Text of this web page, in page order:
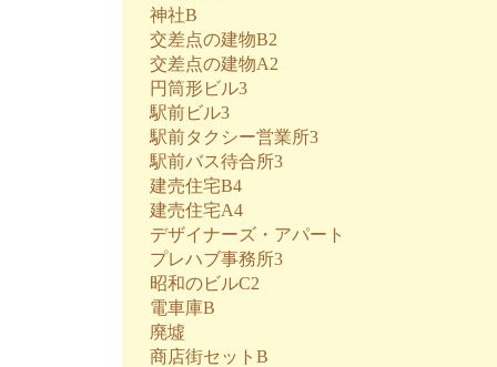
神社B
交差点の建物B2
交差点の建物A2
円筒形ビル3
駅前ビル3
駅前タクシー営業所3
駅前バス待合所3
建売住宅B4
建売住宅A4
デザイナーズ・アパート
プレハブ事務所3
昭和のビルC2
電車庫B
廃墟
商店街セットB